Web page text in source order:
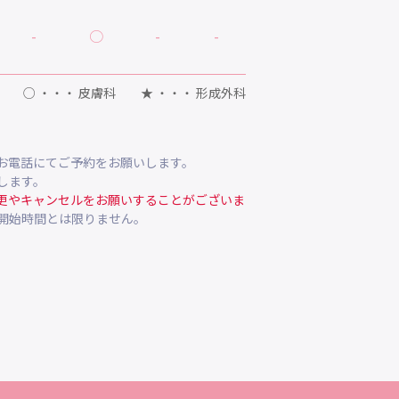
- ○ - -
○ ・・・ 皮膚科 ★ ・・・ 形成外科
話にてご予約をお願いします。
す。
やキャンセルをお願いすることがございま
時間とは限りません。